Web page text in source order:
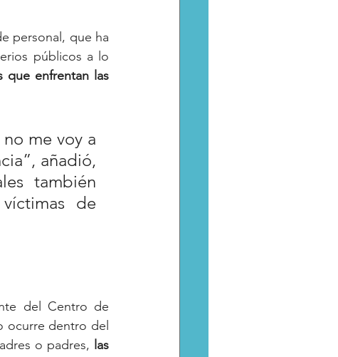
personal, que ha
públicos a lo
que enfrentan las
me voy a
añadió,
también
de
del Centro de
ocurre dentro del
o padres, las